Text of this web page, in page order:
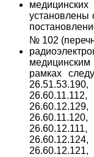
установлены
№ 102
рамках